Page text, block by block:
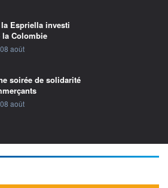
Espriella investi
Colombie
par
08 août
soirée de solidarité
par
08 août